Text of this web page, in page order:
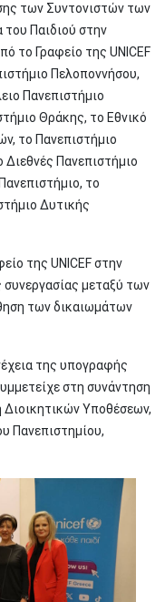
των Συντονιστών των
Παιδιού στην
το Γραφείο της UNICEF
Πελοποννήσου,
Πανεπιστήμιο
Θράκης, το Εθνικό
το Πανεπιστήμιο
Πανεπιστήμιο
το
Δυτικής
της UNICEF στην
συνεργασίας μεταξύ των
των δικαιωμάτων
της υπογραφής
στη συνάντηση
Υποθέσεων,
Πανεπιστημίου,